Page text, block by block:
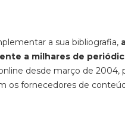
a sua bibliografia,
a milhares de
desde março de
os fornecedores de